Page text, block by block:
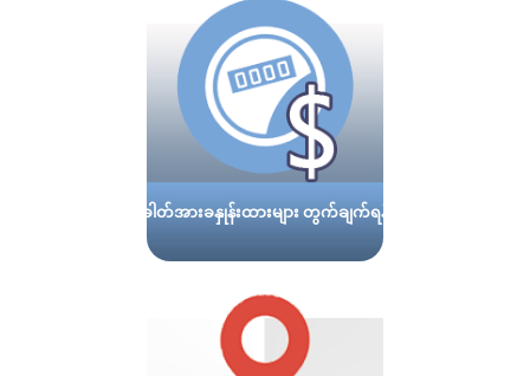
ဓါတ်အားခနှုန်းထားများ တွက်ချက်ရန်